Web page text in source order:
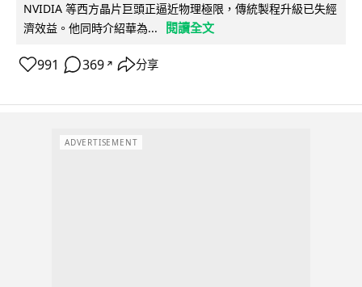
NVIDIA 等西方晶片巨頭正逼近物理極限，傳統製程升級已失經
濟效益。他同時介紹華為...
閱讀全文
991 369 ↗ 分享
ADVERTISEMENT